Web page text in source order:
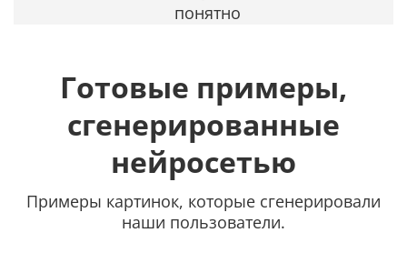
понятно
Готовые примеры,
сгенерированные
нейросетью
Примеры картинок, которые сгенерировали
наши пользователи.